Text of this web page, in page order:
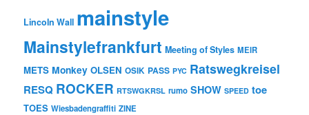
Lincoln Wall mainstyle
Mainstylefrankfurt Meeting of Styles MEIR
METS Monkey OLSEN OSIK PASS PYC Ratswegkreisel
RESQ ROCKER RTSWGKRSL rumo SHOW SPEED toe
TOES Wiesbadengraffiti ZINE